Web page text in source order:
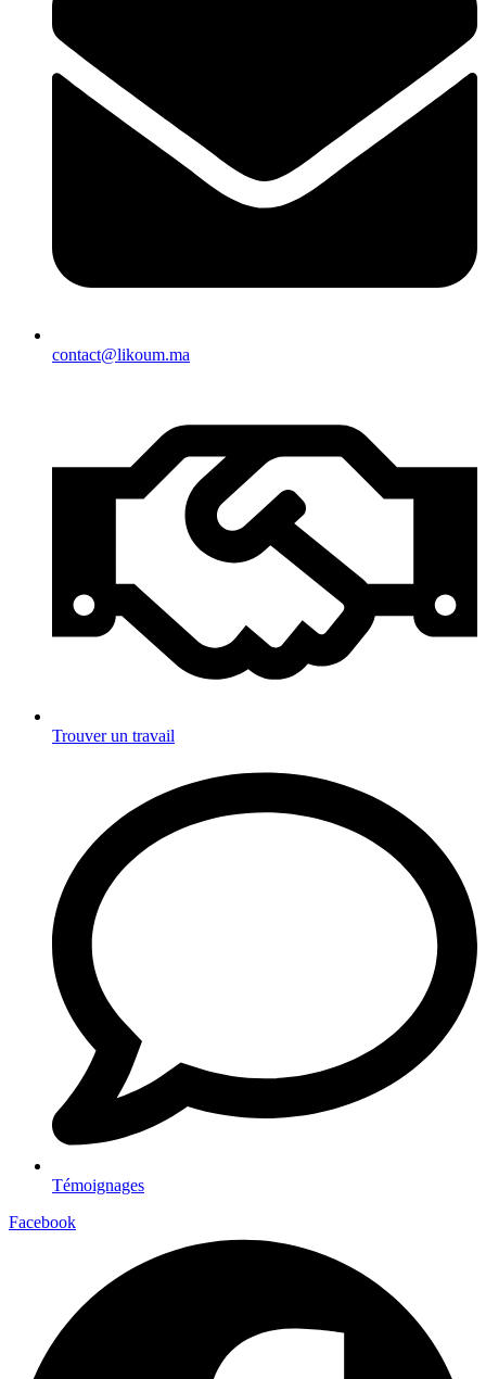
contact@likoum.ma
Trouver un travail
Témoignages
Facebook